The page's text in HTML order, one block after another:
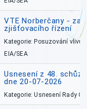
VTE Norberčany -
zjišťovacího řízení
Kategorie: Posuzování vlivů
EIA/SEA
Usnesení z 48.
dne 20-07-2026
Kategorie: Usnesení Rady